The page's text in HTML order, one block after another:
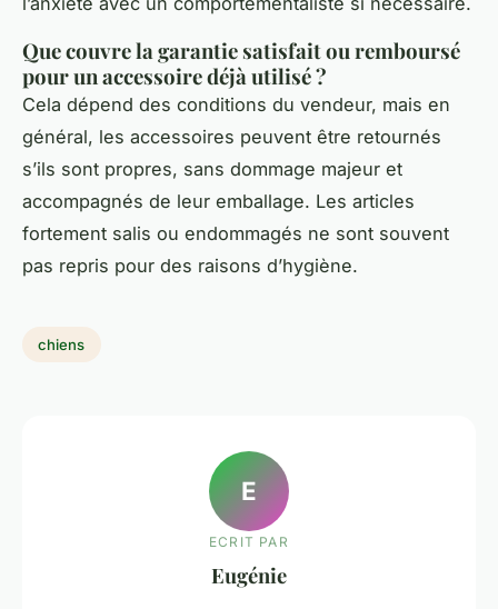
Que couvre la garantie satisfait ou remboursé
pour un accessoire déjà utilisé ?
Cela dépend des conditions du vendeur, mais en
général, les accessoires peuvent être retournés
s’ils sont propres, sans dommage majeur et
accompagnés de leur emballage. Les articles
fortement salis ou endommagés ne sont souvent
pas repris pour des raisons d’hygiène.
chiens
E
ECRIT PAR
Eugénie